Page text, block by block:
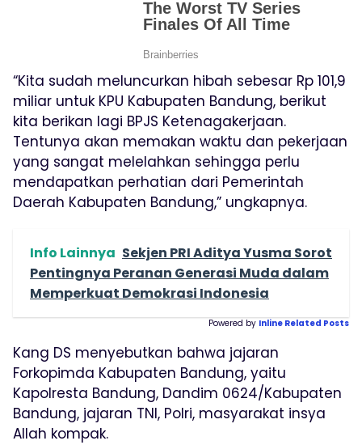
“Kita sudah meluncurkan hibah sebesar Rp 101,9
miliar untuk KPU Kabupaten Bandung, berikut
kita berikan lagi BPJS Ketenagakerjaan.
Tentunya akan memakan waktu dan pekerjaan
yang sangat melelahkan sehingga perlu
mendapatkan perhatian dari Pemerintah
Daerah Kabupaten Bandung,” ungkapnya.
Info Lainnya Sekjen PRI Aditya Yusma Sorot
Pentingnya Peranan Generasi Muda dalam
Memperkuat Demokrasi Indonesia
Powered by Inline Related Posts
Kang DS menyebutkan bahwa jajaran
Forkopimda Kabupaten Bandung, yaitu
Kapolresta Bandung, Dandim 0624/Kabupaten
Bandung, jajaran TNI, Polri, masyarakat insya
Allah kompak.